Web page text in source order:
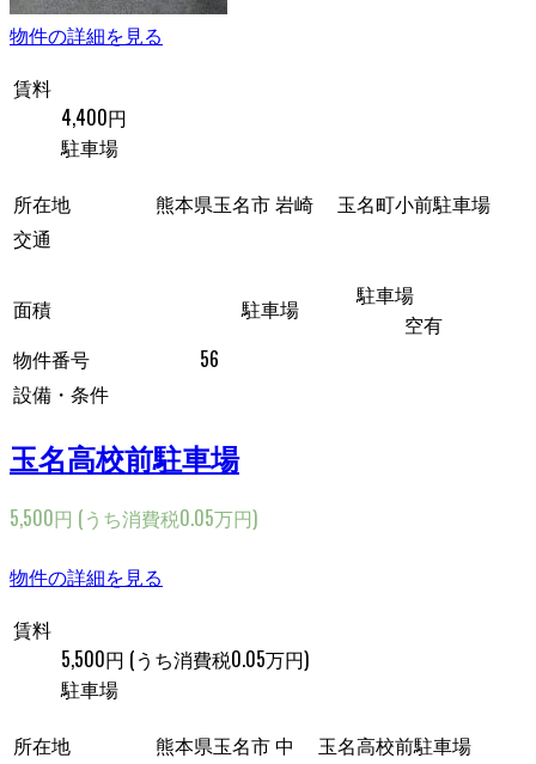
物件の詳細を見る
賃料
4,400円
駐車場
所在地
熊本県玉名市 岩崎 玉名町小前駐車場
交通
面積 駐車場
駐車場
空有
物件番号
56
設備・条件
玉名高校前駐車場
5,500円 (うち消費税0.05万円)
物件の詳細を見る
賃料
5,500円 (うち消費税0.05万円)
駐車場
所在地
熊本県玉名市 中 玉名高校前駐車場